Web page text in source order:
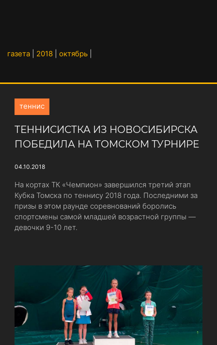
газета 2018 октябрь
теннис
ТЕННИСИСТКА ИЗ НОВОСИБИРСКА
ПОБЕДИЛА НА ТОМСКОМ ТУРНИРЕ
04.10.2018
На кортах ТК «Чемпион» завершился третий этап
Кубка Томска по теннису 2018 года. Последними за
призы в этом раунде соревнований боролись
спортсмены самой младшей возрастной группы —
девочки 9-10 лет.